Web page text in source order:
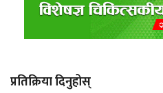
प्रतिक्रिया दिनुहोस्